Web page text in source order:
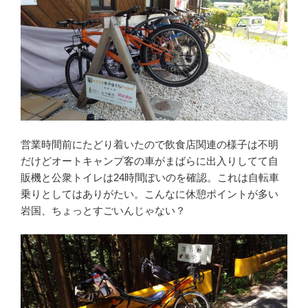
営業時間前にたどり着いたので飲食店関連の様子は不明
だけどオートキャンプ客の車がまばらに出入りしてて自
販機と公衆トイレは24時間ぽいのを確認。これは自転車
乗りとしてはありがたい。こんなに休憩ポイントが多い
岩国、ちょっとすごいんじゃない？